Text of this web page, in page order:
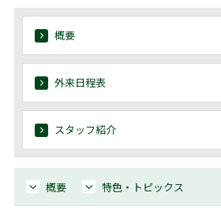
概要
外来日程表
スタッフ紹介
概要 特色・トピックス